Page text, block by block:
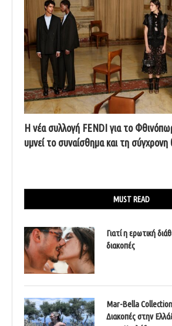
Η νέα συλλογή FENDI για το
υμνεί το συναίσθημα και τη
MUST READ
Γιατί η ερωτική
διακοπές
Mar-Bella
Διακοπές στην